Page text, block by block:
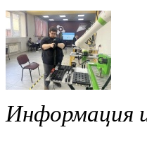
Информация